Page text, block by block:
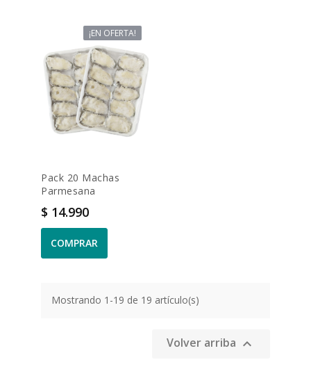
¡EN OFERTA!
Pack 20 Machas
Parmesana
Precio
$ 14.990
COMPRAR
Mostrando 1-19 de 19 artículo(s)
Volver arriba 